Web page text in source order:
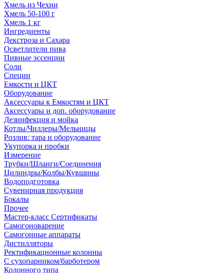
Хмель из Чехии
Хмель 50-100 г
Хмель 1 кг
Ингредиенты
Декстроза и Сахара
Осветлители пива
Пивные эссенции
Соли
Специи
Емкости и ЦКТ
Оборудование
Аксессуары к Емкостям и ЦКТ
Аксессуары и доп. оборудование
Дезинфекция и мойка
Котлы/Чиллеры/Мельницы
Розлив: тара и оборудование
Укупорка и пробки
Измерение
Трубки/Шланги/Соединения
Цилиндры/Колбы/Кувшины
Водоподготовка
Сувенирная продукция
Бокалы
Прочее
Мастер-класс Сертификаты
Самогоноварение
Самогонные аппараты
Дистилляторы
Ректификационные колонны
С сухопарником/барботером
Колонного типа